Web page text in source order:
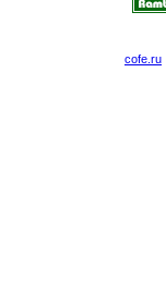
cofe.ru